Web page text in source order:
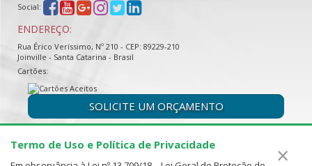
Social:
ENDEREÇO:
Rua Érico Veríssimo, Nº 210 - CEP: 89229-210
Joinville - Santa Catarina - Brasil
Cartões:
SOLICITE UM ORÇAMENTO
Termo de Uso e Política de Privacidade ×